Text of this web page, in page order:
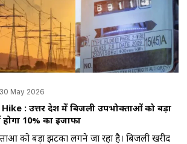
May 2026
: उत्तर प्रदेश में बिजली उपभोक्ताओं को बड़ा
10% का इजाफा
को बड़ा झटका लगने जा रहा है। बिजली खरीद